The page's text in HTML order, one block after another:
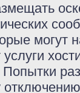
могут
услуги